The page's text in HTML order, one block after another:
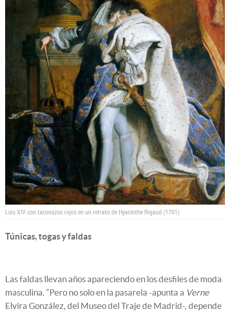
Luis XIV con taconazos rojos en un retrato de Hyacinthe Rigaud (1701)
Túnicas, togas y faldas
Las faldas llevan años apareciendo en los desfiles de moda
masculina. “Pero no solo en la pasarela -apunta a Verne
Elvira González, del Museo del Traje de Madrid-, depende